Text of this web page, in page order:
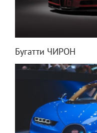
Бугатти ЧИРОН